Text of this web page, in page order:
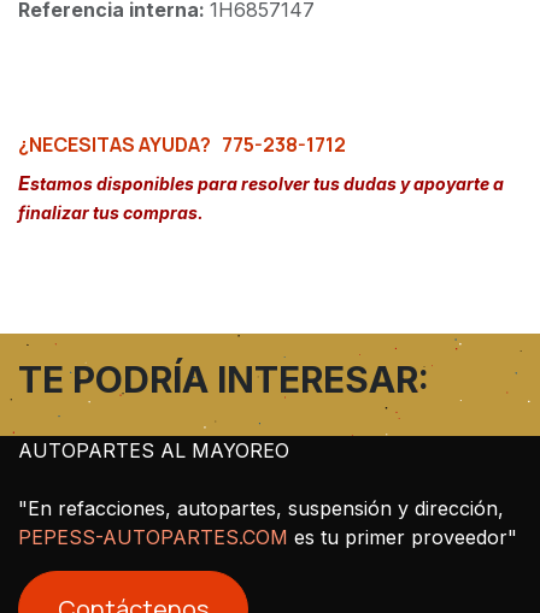
Referencia interna: 1H6857147
¿NECESITAS AYUDA? 775-238-1712
Estamos disponibles para resolver tus dudas y apoyarte a
finalizar tus compras.
TE PODRÍA INTERESAR:
AUTOPARTES AL MAYOREO
"En refacciones, autopartes, suspensión y dirección,
PEPESS-AUTOPARTES.COM es tu primer proveedor"